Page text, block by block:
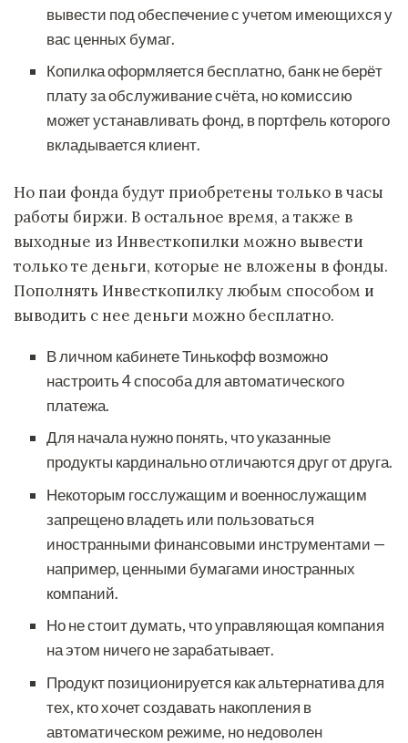
вывести под обеспечение с учетом имеющихся у
вас ценных бумаг.
Копилка оформляется бесплатно, банк не берёт
плату за обслуживание счёта, но комиссию
может устанавливать фонд, в портфель которого
вкладывается клиент.
Но паи фонда будут приобретены только в часы
работы биржи. В остальное время, а также в
выходные из Инвесткопилки можно вывести
только те деньги, которые не вложены в фонды.
Пополнять Инвесткопилку любым способом и
выводить с нее деньги можно бесплатно.
В личном кабинете Тинькофф возможно
настроить 4 способа для автоматического
платежа.
Для начала нужно понять, что указанные
продукты кардинально отличаются друг от друга.
Некоторым госслужащим и военнослужащим
запрещено владеть или пользоваться
иностранными финансовыми инструментами —
например, ценными бумагами иностранных
компаний.
Но не стоит думать, что управляющая компания
на этом ничего не зарабатывает.
Продукт позиционируется как альтернатива для
тех, кто хочет создавать накопления в
автоматическом режиме, но недоволен